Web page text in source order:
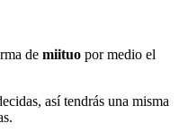
de miituo por medio el
así tendrás una misma